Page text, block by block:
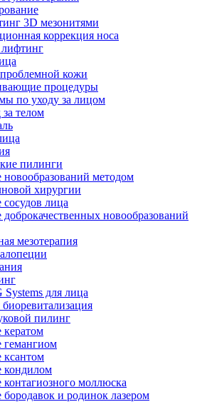
3D мезонитями
коррекция носа
кожи
процедуры
по уходу за лицом
за телом
пилинги
новообразований методом
хирургии
сосудов лица
доброкачественных новообразований
мезотерапия
для лица
биоревитализация
пилинг
кератом
гемангиом
ксантом
кондилом
контагиозного моллюска
бородавок и родинок лазером